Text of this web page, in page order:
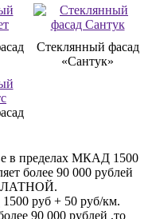
Стеклянный фасад
«Сантук»
в пределах МКАД 1500
более 90 000 рублей
руб + 50 руб/км.
90 000 рублей ,то